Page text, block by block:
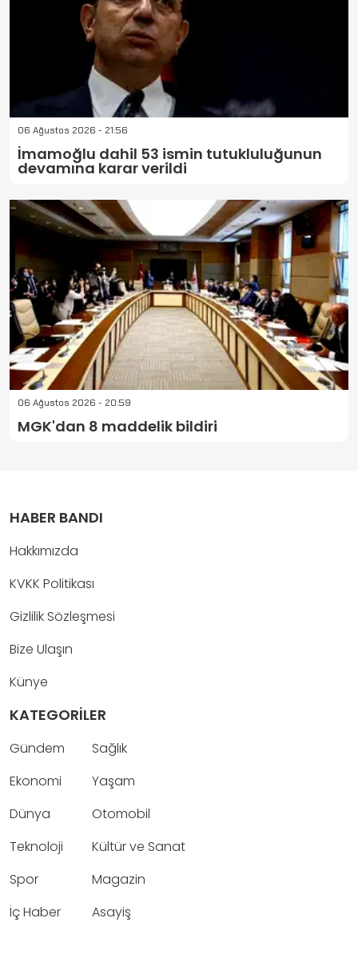
06 Ağustos 2026 - 21:56
İmamoğlu dahil 53 ismin tutukluluğunun
devamına karar verildi
06 Ağustos 2026 - 20:59
MGK'dan 8 maddelik bildiri
HABER BANDI
Hakkımızda
KVKK Politikası
Gizlilik Sözleşmesi
Bize Ulaşın
Künye
KATEGORİLER
Gündem
Ekonomi
Dünya
Teknoloji
Spor
İç Haber
Sağlık
Yaşam
Otomobil
Kültür ve Sanat
Magazin
Asayiş